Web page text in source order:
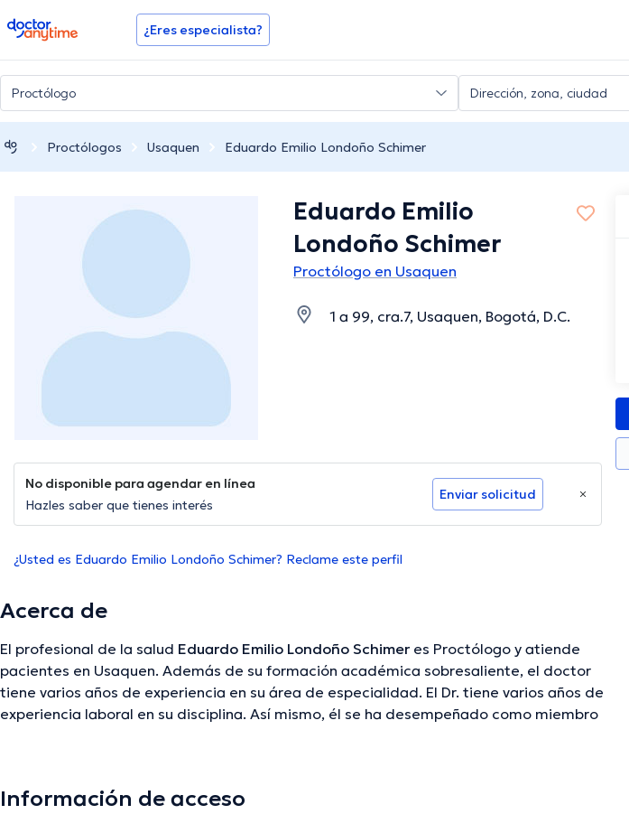
doctoranytime ¿Eres especialista?
Proctólogos Usaquen Eduardo Emilio Londoño Schimer
Eduardo Emilio
Londoño Schimer
Proctólogo en Usaquen
1 a 99, cra.7, Usaquen, Bogotá, D.C.
No disponible para agendar en línea
Hazles saber que tienes interés
Enviar solicitud
¿Usted es Eduardo Emilio Londoño Schimer? Reclame este perfil
Acerca de
El profesional de la salud Eduardo Emilio Londoño Schimer es Proctólogo y atiende
pacientes en Usaquen. Además de su formación académica sobresaliente, el doctor
tiene varios años de experiencia en su área de especialidad. El Dr. tiene varios años de
experiencia laboral en su disciplina. Así mismo, él se ha desempeñado como miembro
opcionalmente se puede llevar a cabo en Español.
Información de acceso